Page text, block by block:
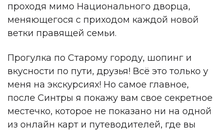
проходя мимо Национального дворца,
меняющегося с приходом каждой новой
ветки правящей семьи.
Прогулка по Старому городу, шопинг и
вкусности по пути, друзья! Всё это только у
меня на экскурсиях! Но самое главное,
после Синтры я покажу вам свое секретное
местечко, которое не показано ни на одной
из онлайн карт и путеводителей, где вы